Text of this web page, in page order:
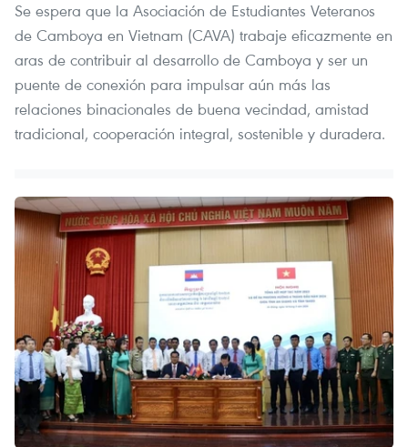
Se espera que la Asociación de Estudiantes Veteranos
de Camboya en Vietnam (CAVA) trabaje eficazmente en
aras de contribuir al desarrollo de Camboya y ser un
puente de conexión para impulsar aún más las
relaciones binacionales de buena vecindad, amistad
tradicional, cooperación integral, sostenible y duradera.